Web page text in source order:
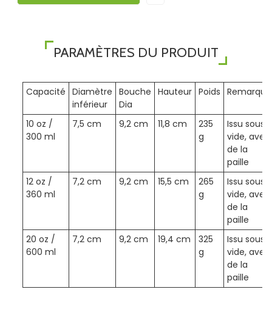
PARAMÈTRES DU PRODUIT
Capacité Diamètre
inférieur
Bouche
Dia
Hauteur Poids Remarque
10 oz /
300 ml
7,5 cm 9,2 cm 11,8 cm
235
g
Issu sous
vide, avec
de la
paille
12 oz /
360 ml
7,2 cm 9,2 cm 15,5 cm
265
g
Issu sous
vide, avec
de la
paille
20 oz /
600 ml
7,2 cm 9,2 cm 19,4 cm
325
g
Issu sous
vide, avec
de la
paille